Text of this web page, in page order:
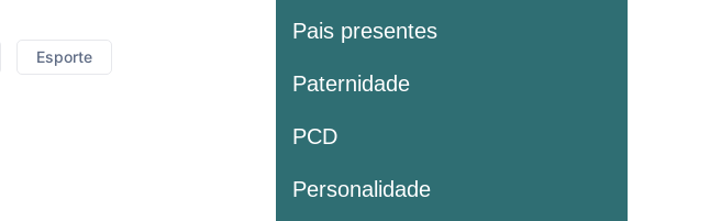
Esporte
Pais presentes
Paternidade
PCD
Personalidade